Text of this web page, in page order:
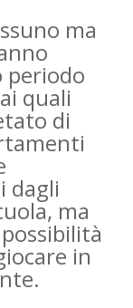
ma
periodo
quali
di
dagli
ma
in